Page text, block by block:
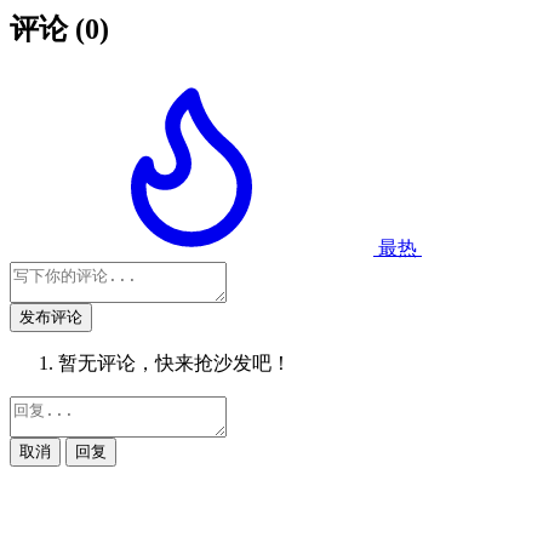
评论 (0)
最热
发布评论
暂无评论，快来抢沙发吧！
取消 回复